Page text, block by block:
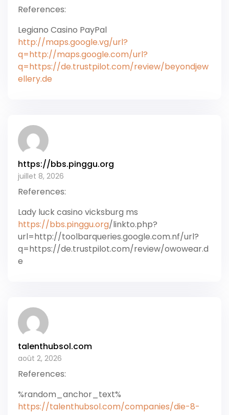
References:
Legiano Casino PayPal
http://maps.google.vg/url?
q=http://maps.google.com/url?
q=https://de.trustpilot.com/review/beyondjew
ellery.de
https://bbs.pinggu.org
juillet 8, 2026
References:
Lady luck casino vicksburg ms
https://bbs.pinggu.org/linkto.php?
url=http://toolbarqueries.google.com.nf/url?
q=https://de.trustpilot.com/review/owowear.d
e
talenthubsol.com
août 2, 2026
References:
%random_anchor_text%
https://talenthubsol.com/companies/die-8-